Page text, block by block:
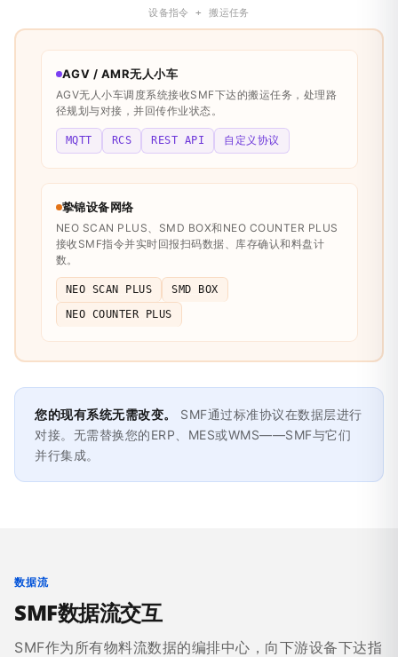
设备指令 + 搬运任务
AGV / AMR无人小车
AGV无人小车调度系统接收SMF下达的搬运任务，处理路
径规划与对接，并回传作业状态。
MQTT RCS REST API 自定义协议
挚锦设备网络
NEO SCAN PLUS、SMD BOX和NEO COUNTER PLUS
接收SMF指令并实时回报扫码数据、库存确认和料盘计
数。
NEO SCAN PLUS
SMD BOX
NEO COUNTER PLUS
您的现有系统无需改变。
SMF通过标准协议在数据层进行
对接。无需替换您的ERP、MES或WMS——SMF与它们
并行集成。
数据流
SMF数据流交互
SMF作为所有物料流数据的编排中心，向下游设备下达指